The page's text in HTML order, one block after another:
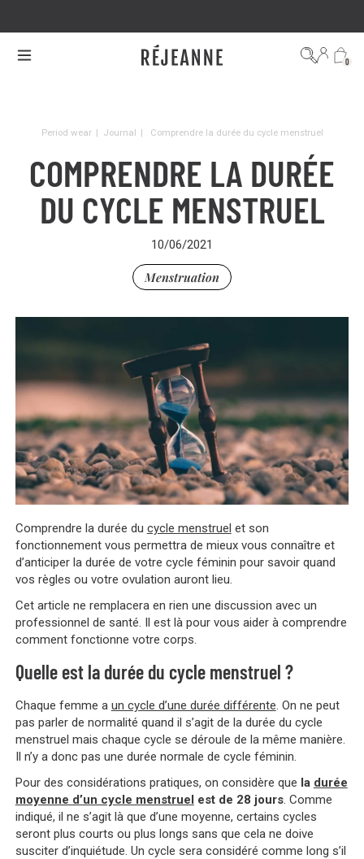
0
Period wear | Journal | Comprendre la durée du cycle menstruel
COMPRENDRE LA DURÉE
DU CYCLE MENSTRUEL
10/06/2021
Menstruation
Comprendre la durée du cycle menstruel et son
fonctionnement vous permettra de mieux vous connaître et
d’anticiper la durée de votre cycle féminin pour savoir quand
vos règles ou votre ovulation auront lieu.
Cet article ne remplacera en rien une discussion avec un
professionnel de santé. Il est là pour vous aider à comprendre
comment fonctionne votre corps.
Quelle est la durée du cycle menstruel ?
Chaque femme a un cycle d’une durée différente . On ne peut
pas parler de normalité quand il s’agit de la durée du cycle
menstruel mais chaque cycle se déroule de la même manière.
Il n’y a donc pas une durée normale de cycle féminin.
Pour des considérations pratiques, on considère que la durée
moyenne d’un cycle menstruel est de 28 jours. Comme
indiqué, il ne s’agit là que d’une moyenne, certains cycles
seront plus courts ou plus longs sans que cela ne doive
susciter d’inquiétude. Un cycle sera considéré comme long s’il